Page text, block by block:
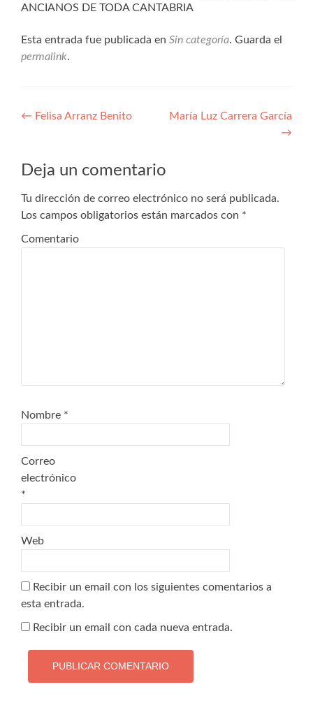
ANCIANOS DE TODA CANTABRIA
Esta entrada fue publicada en Sin categoría. Guarda el
permalink.
Navegación
entradas
← Felisa Arranz Benito
María Luz Carrera García
→
Deja un comentario
Tu dirección de correo electrónico no será publicada.
Los campos obligatorios están marcados con *
Comentario
Nombre *
Correo
electrónico
*
Web
Recibir un email con los siguientes comentarios a
esta entrada.
Recibir un email con cada nueva entrada.